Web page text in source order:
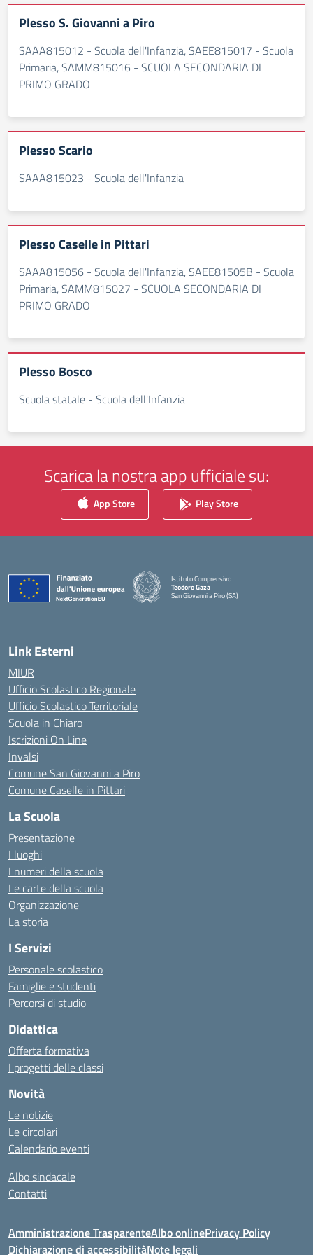
Plesso S. Giovanni a Piro
SAAA815012 - Scuola dell'Infanzia, SAEE815017 - Scuola
Primaria, SAMM815016 - SCUOLA SECONDARIA DI
PRIMO GRADO
Plesso Scario
SAAA815023 - Scuola dell'Infanzia
Plesso Caselle in Pittari
SAAA815056 - Scuola dell'Infanzia, SAEE81505B - Scuola
Primaria, SAMM815027 - SCUOLA SECONDARIA DI
PRIMO GRADO
Plesso Bosco
Scuola statale - Scuola dell'Infanzia
Scarica la nostra app ufficiale su:
App Store Play Store
Istituto Comprensivo
Teodoro Gaza
San Giovanni a Piro (SA)
Link Esterni
MIUR
Ufficio Scolastico Regionale
Ufficio Scolastico Territoriale
Scuola in Chiaro
Iscrizioni On Line
Invalsi
Comune San Giovanni a Piro
Comune Caselle in Pittari
La Scuola
Presentazione
I luoghi
I numeri della scuola
Le carte della scuola
Organizzazione
La storia
I Servizi
Personale scolastico
Famiglie e studenti
Percorsi di studio
Didattica
Offerta formativa
I progetti delle classi
Novità
Le notizie
Le circolari
Calendario eventi
Albo sindacale
Contatti
Amministrazione TrasparenteAlbo onlinePrivacy Policy
Dichiarazione di accessibilitàNote legali